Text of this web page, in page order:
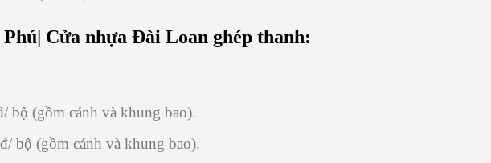
Cửa nhựa Đài Loan ghép thanh:
bộ (gồm cánh và khung bao).
bộ (gồm cánh và khung bao).